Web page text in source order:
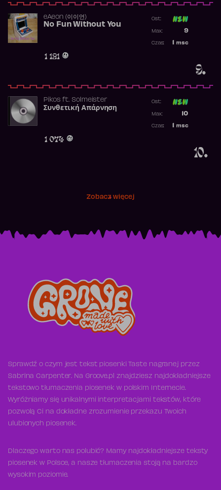
9.
​eAeon (이이언)
No Fun Without You
1 121
Ost:
9
Max:
msc
Czas:
10.
Pikosft. Solmeister
Συνθετική Απάρνηση
1 074
Ost:
10
Max:
msc
Czas:
Zobacz więcej
Sprawdź o czym jest tekst piosenki Taste nagranej przez
Sabrina Carpenter. Na Groove.pl znajdziesz najdokładniejsze
tekstowo tłumaczenia piosenek w polskim Internecie.
Wyróżniamy się unikalnymi interpretacjami tekstów, które
pozwolą Ci na dokładne zrozumienie przekazu Twoich
ulubionych piosenek.
Dlaczego warto nas polubić? Mamy najdokładniejsze teksty
piosenek w Polsce, a nasze tłumaczenia stoją na bardzo
wysokim poziomie.